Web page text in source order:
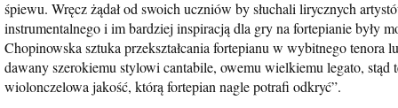
śpiewu. Wręcz żądał od swoich uczniów by słuchali lirycznych
instrumentalnego i im bardziej inspiracją dla gry na fortepianie były
Chopinowska sztuka przekształcania fortepianu w wybitnego
dawany szerokiemu stylowi cantabile, owemu wielkiemu legato,
wiolonczelowa jakość, którą fortepian nagle potrafi odkryć”.